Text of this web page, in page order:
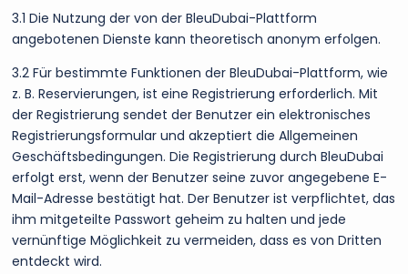
3.1 Die Nutzung der von der BleuDubai-Plattform
angebotenen Dienste kann theoretisch anonym erfolgen.
3.2 Für bestimmte Funktionen der BleuDubai-Plattform, wie
z. B. Reservierungen, ist eine Registrierung erforderlich. Mit
der Registrierung sendet der Benutzer ein elektronisches
Registrierungsformular und akzeptiert die Allgemeinen
Geschäftsbedingungen. Die Registrierung durch BleuDubai
erfolgt erst, wenn der Benutzer seine zuvor angegebene E-
Mail-Adresse bestätigt hat. Der Benutzer ist verpflichtet, das
ihm mitgeteilte Passwort geheim zu halten und jede
vernünftige Möglichkeit zu vermeiden, dass es von Dritten
entdeckt wird.